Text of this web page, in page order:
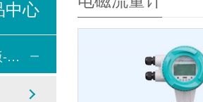
中心
乐动网站网页版-乐动online(中国)